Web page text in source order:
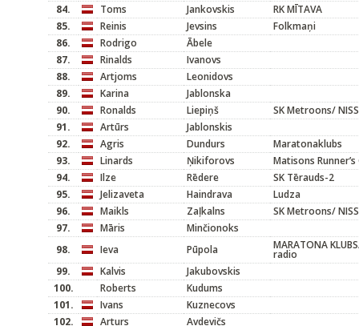
84.
Toms Jankovskis
RK MĪTAVA
85.
Reinis Jevsins
Folkmaņi
86.
Rodrigo
Ābele
87.
Rinalds
Ivanovs
88.
Artjoms
Leonidovs
89.
Karina
Jablonska
90.
Ronalds Liepiņš
SK Metroons/
91.
Artūrs
Jablonskis
92.
Agris Dundurs
Maratonaklubs
93.
Linards Ņikiforovs
Matisons Runner’s
94.
Ilze Rēdere
SK Tērauds-2
95.
Jelizaveta Haindrava
Ludza
96.
Maikls Zaļkalns
SK Metroons/
97.
Māris
Minčionoks
98.
Ieva Pūpola MARATONA
radio
99.
Kalvis
Jakubovskis
100.
Roberts
Kudums
101.
Ivans
Kuznecovs
102.
Arturs
Avdevičs